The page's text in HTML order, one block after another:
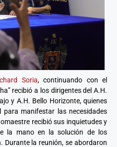
Soria, continuando con el
recibió a los dirigentes del A.H.
y A.H. Bello Horizonte, quienes
manifestar las necesidades
recibió sus inquietudes y
la mano en la solución de los
Durante la reunión, se abordaron